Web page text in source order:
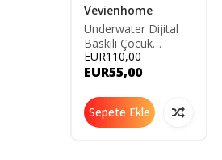
Vevienhome
Underwater Dijital
Baskılı Çocuk
Bornozu
EUR110,00
EUR55,00
Sepete Ekle